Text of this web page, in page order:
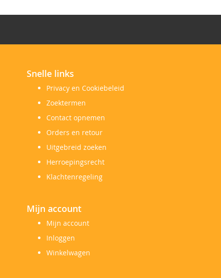
Snelle links
Privacy en Cookiebeleid
Zoektermen
Contact opnemen
Orders en retour
Uitgebreid zoeken
Herroepingsrecht
Klachtenregeling
Mijn account
Mijn account
Inloggen
Winkelwagen